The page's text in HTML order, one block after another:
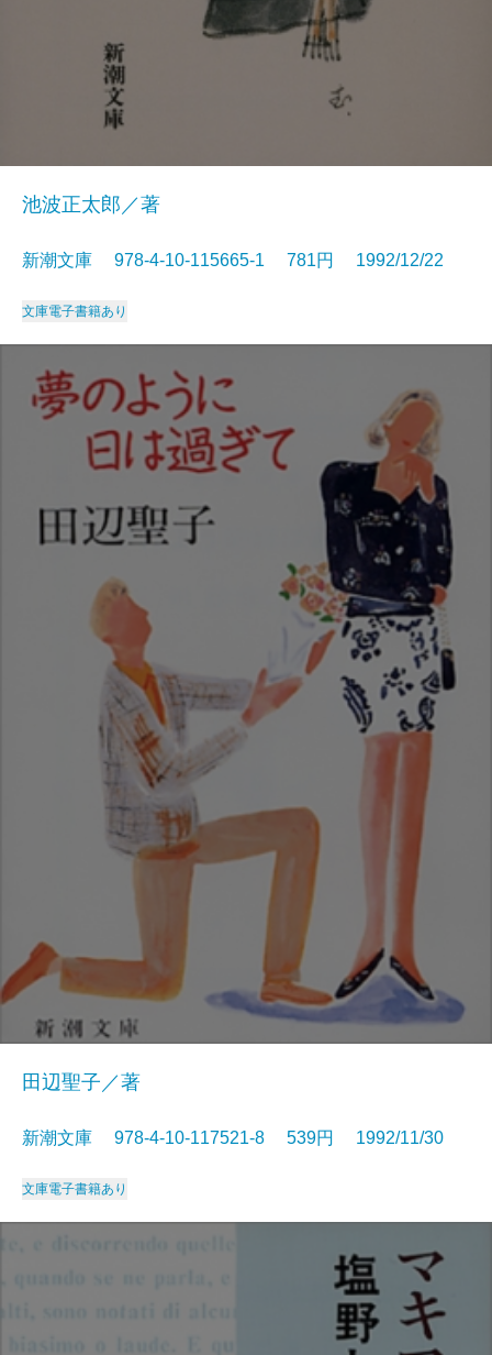
池波正太郎／著
新潮文庫 978-4-10-115665-1 781円 1992/12/22
文庫電子書籍あり
田辺聖子／著
新潮文庫 978-4-10-117521-8 539円 1992/11/30
文庫電子書籍あり